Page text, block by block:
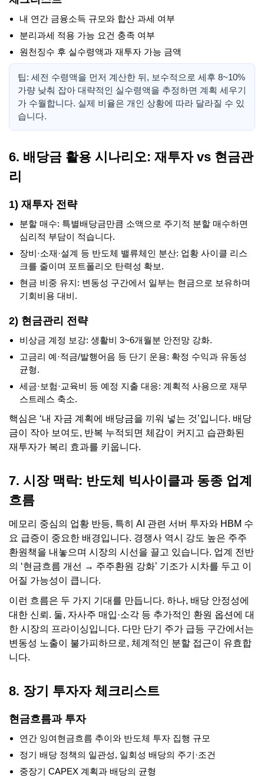
내 연간 금융소득 규모와 합산 과세 여부
분리과세 적용 가능 요건 충족 여부
원천징수 후 실수령액과 재투자 가능 금액
팁: 세전 수령액을 먼저 계산한 뒤, 보수적으로 세후 8~10%
가량 낮춰 잡아 대략적인 실수령액을 추정하면 계획 세우기
가 수월합니다. 실제 비율은 개인 상황에 따라 달라질 수 있
습니다.
6. 배당금 활용 시나리오: 재투자 vs 현금관
리
1) 재투자 전략
분할 매수: 특별배당금만큼 소액으로 주기적 분할 매수하면
심리적 부담이 적습니다.
장비·소재·설계 등 반도체 밸류체인 분산: 업황 사이클 리스
크를 줄이며 포트폴리오 탄력성 확보.
현금 비중 유지: 변동성 구간에서 일부는 현금으로 보유하며
기회비용 대비.
2) 현금관리 전략
비상금 계정 보강: 생활비 3~6개월분 안전망 강화.
고금리 예·적금/발행어음 등 단기 운용: 확정 수익과 유동성
균형.
세금·보험·교육비 등 예정 지출 대응: 계획적 사용으로 재무
스트레스 축소.
핵심은 ‘내 자금 계획에 배당금을 끼워 넣는 것’입니다. 배당
금이 작아 보여도, 반복 누적되면 체감이 커지고 습관화된
재투자가 복리 효과를 키웁니다.
7. 시장 맥락: 반도체 빅사이클과 동종 업계
흐름
메모리 중심의 업황 반등, 특히 AI 관련 서버 투자와 HBM 수
요 급증이 중요한 배경입니다. 경쟁사 역시 강도 높은 주주
환원책을 내놓으며 시장의 시선을 끌고 있습니다. 업계 전반
의 ‘현금흐름 개선 → 주주환원 강화’ 기조가 시차를 두고 이
어질 가능성이 큽니다.
이런 흐름은 두 가지 기대를 만듭니다. 하나, 배당 안정성에
대한 신뢰. 둘, 자사주 매입·소각 등 추가적인 환원 옵션에 대
한 시장의 프라이싱입니다. 다만 단기 주가 급등 구간에서는
변동성 노출이 불가피하므로, 체계적인 분할 접근이 유효합
니다.
8. 장기 투자자 체크리스트
현금흐름과 투자
연간 잉여현금흐름 추이와 반도체 투자 집행 규모
정기 배당 정책의 일관성, 일회성 배당의 주기·조건
중장기 CAPEX 계획과 배당의 균형